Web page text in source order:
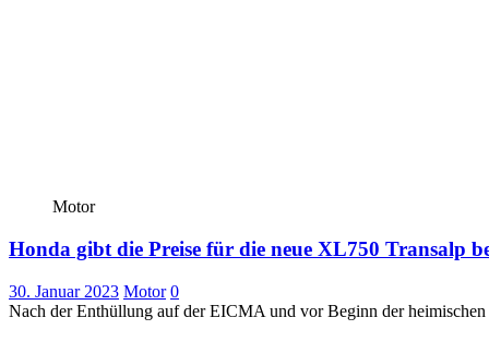
Motor
Honda gibt die Preise für die neue XL750 Transalp
30. Januar 2023 Motor 0
Nach der Enthüllung auf der EICMA und vor Beginn der